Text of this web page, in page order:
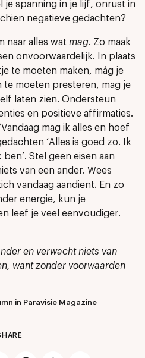
je spanning in je lijf, onrust in
negatieve gedachten?
naar alles wat mag. Zo maak
onvoorwaardelijk. In plaats
te moeten maken, mág je
te moeten presteren, mag je
laten zien. Ondersteun
en positieve affirmaties.
mag ik alles en hoef
‘Alles is goed zo. Ik
Stel geen eisen aan
van een ander. Wees
vandaag aandient. En zo
energie, kun je
leef je veel eenvoudiger.
en verwacht niets van
want zonder voorwaarden
in Paravisie Magazine